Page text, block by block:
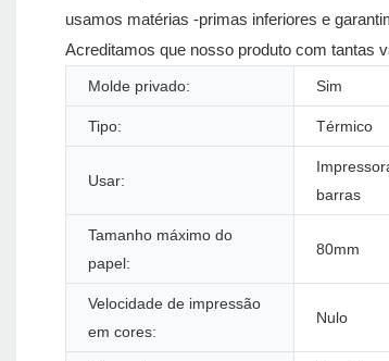
usamos matérias -primas inferiores e
Acreditamos que nosso produto com tantas
Molde privado: Sim
Tipo: Térmico
Usar:
barras
Tamanho máximo do
papel:
80mm
Velocidade de impressão
em cores:
Nulo